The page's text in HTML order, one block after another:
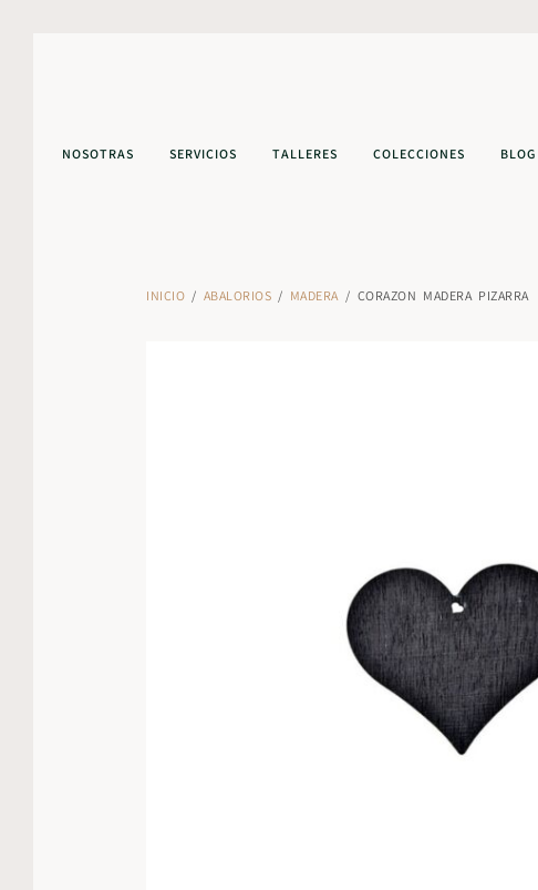
NOSOTRAS SERVICIOS TALLERES COLECCIONES BLOG
INICIO / ABALORIOS / MADERA/ CORAZON MADERA PIZARRA